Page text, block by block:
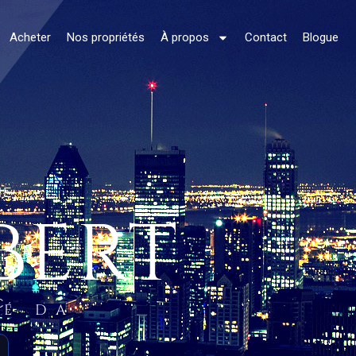
Acheter Nos propriétés À propos Contact Blogue
DA